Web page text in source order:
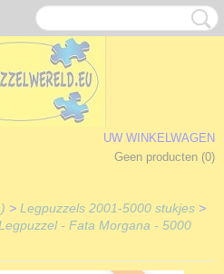
UW WINKELWAGEN
Geen producten (0)
> Legpuzzels 2001-5000 stukjes >
- Fata Morgana - 5000